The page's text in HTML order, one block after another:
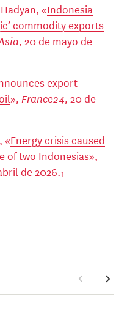
«Indonesia
commodity exports
, 20 de mayo de
export
», France24, 20 de
«Energy crisis caused
of two Indonesias»,
de 2026.